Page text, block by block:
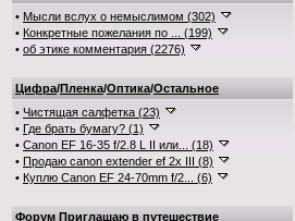
• Мысли вслух о немыслимом (302)
• Конкретные пожелания по ... (199)
• об этике комментария (2276)
Цифра/Пленка/Оптика/Остальное
• Чистящая салфетка (23)
• Где брать бумагу? (1)
• Canon EF 16-35 f/2.8 L II или... (18)
• Продаю canon extender ef 2x III (8)
• Куплю Canon EF 24-70mm f/2... (6)
Форум Приглашаю в путешествие